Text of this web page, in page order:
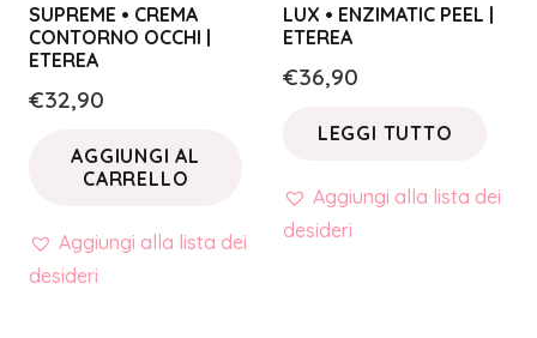
SUPREME • CREMA
CONTORNO OCCHI |
ETEREA
€32,90
AGGIUNGI AL
CARRELLO
Aggiungi alla lista dei
desideri
LUX • ENZIMATIC PEEL |
ETEREA
€36,90
LEGGI TUTTO
Aggiungi alla lista dei
desideri